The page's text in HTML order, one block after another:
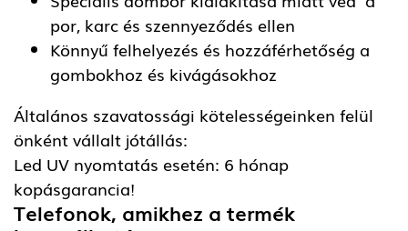
por, karc és szennyeződés ellen
Könnyű felhelyezés és hozzáférhetőség a
gombokhoz és kivágásokhoz
Általános szavatossági kötelességeinken felül
önként vállalt jótállás:
Led UV nyomtatás esetén: 6 hónap
kopásgarancia!
Telefonok, amikhez a termék